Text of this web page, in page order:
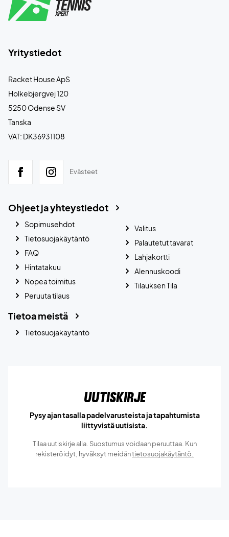
Yritystiedot
Racket House ApS
Holkebjergvej 120
5250 Odense SV
Tanska
VAT: DK36931108
Evästeet
Ohjeet ja yhteystiedot
Sopimusehdot
Tietosuojakäytäntö
FAQ
Hintatakuu
Nopea toimitus
Peruuta tilaus
Valitus
Palautetut tavarat
Lahjakortti
Alennuskoodi
Tilauksen Tila
Tietoa meistä
Tietosuojakäytäntö
Uutiskirje
Pysy ajan tasalla padelvarusteista ja tapahtumista
liittyvistä uutisista.
Tilaa uutiskirje alla. Suostumus voidaan peruuttaa. Kun
rekisteröidyt, hyväksyt meidäntietosuojakäytäntö.